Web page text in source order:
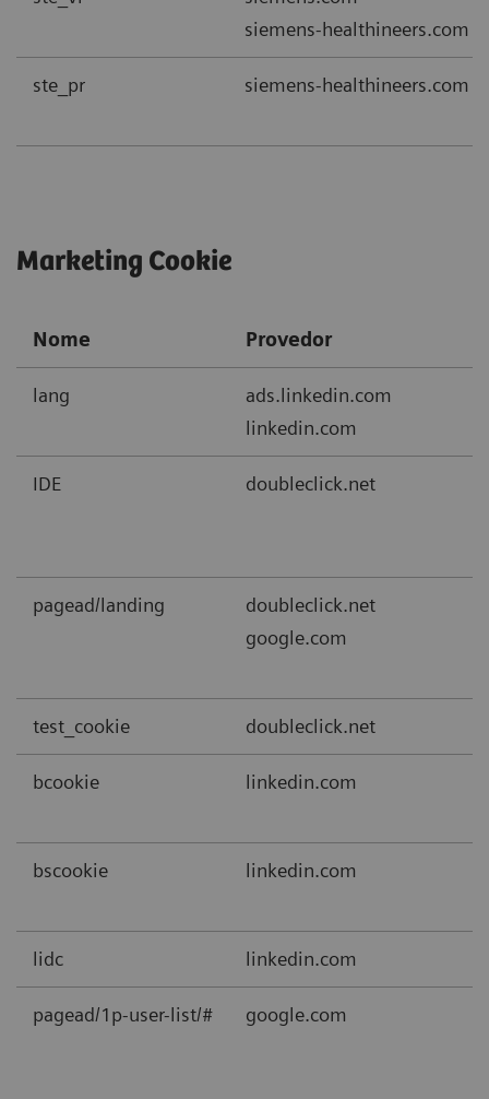
siemens-healthineers.com
ste_pr siemens-healthineers.com
Marketing Cookie
Nome Provedor
lang
ads.linkedin.com
linkedin.com
IDE doubleclick.net
pagead/landing
doubleclick.net
google.com
test_cookie doubleclick.net
bcookie linkedin.com
bscookie linkedin.com
lidc linkedin.com
pagead/1p-user-list/# google.com